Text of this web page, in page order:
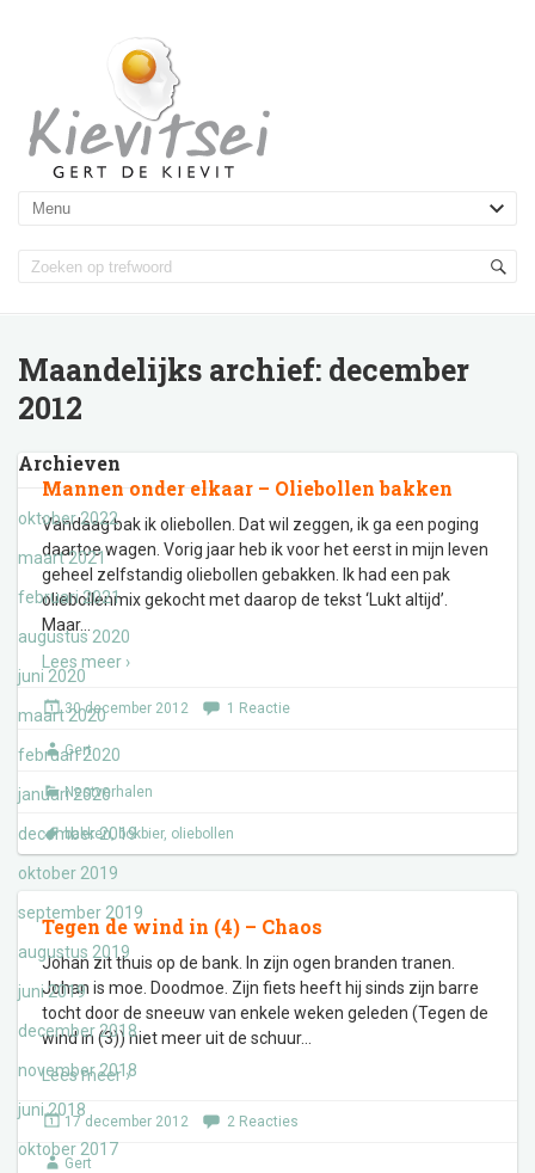
Maandelijks archief: december
2012
Archieven
oktober 2022
maart 2021
februari 2021
augustus 2020
juni 2020
maart 2020
februari 2020
januari 2020
december 2019
oktober 2019
september 2019
augustus 2019
juni 2019
december 2018
november 2018
juni 2018
oktober 2017
Mannen onder elkaar – Oliebollen bakken
Vandaag bak ik oliebollen. Dat wil zeggen, ik ga een poging
daartoe wagen. Vorig jaar heb ik voor het eerst in mijn leven
geheel zelfstandig oliebollen gebakken. Ik had een pak
oliebollenmix gekocht met daarop de tekst ‘Lukt altijd’.
Maar…
Lees meer ›
30 december 2012 1 Reactie
Gert
Nestverhalen
bakken, bokbier, oliebollen
Tegen de wind in (4) – Chaos
Johan zit thuis op de bank. In zijn ogen branden tranen.
Johan is moe. Doodmoe. Zijn fiets heeft hij sinds zijn barre
tocht door de sneeuw van enkele weken geleden (Tegen de
wind in (3)) niet meer uit de schuur…
Lees meer ›
17 december 2012 2 Reacties
Gert